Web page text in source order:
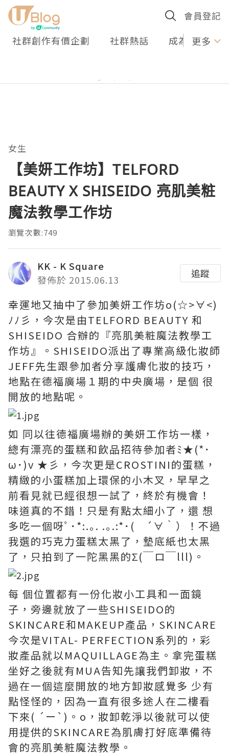
會員登記
社群創作有價企劃 社群熱話 成為U更多
女生
【美妍工作坊】TELFORD
BEAUTY X SHISEIDO 亮肌美粧
魔法教學工作坊
瀏覽次數:749
KK - K Square
發佈於 2015.06.13
追蹤
幸運地又抽中了參加美妍工作坊o(☆>∀<)
ﾉﾉ彡，今次是由TELFORD BEAUTY 和
SHISEIDO 合辦的『亮肌美粧魔法教學工
作坊』。SHISEIDO派出了專業高級化妝師
JEFF先生跟參加者分享護膚化妝的技巧，
地點在德福廣場１期的中央廣場，是個 很
開放的地點呢。
如 同以往德福廣場辦的美妍工作坊一樣，
總有漂亮的蛋糕和飲品招待參加者ﾐ★(*･
ω･)v ★彡，今次更是CROSTINI的蛋糕，
精緻的小蛋糕加上環保的小木叉，早早之
前看見就已經很想一試了，終於有機會！
味道真的不錯！只是有點太細小了，還 想
多吃一個呀ﾟ･*:.｡. .｡.:*･( ´∀｀）！不過
我選的巧克力蛋糕太黑了，墊底紙也太黑
了，只拍到了一陀黑黑的Σ(￣ロ￣lll)。
每 個位置都有一份化妝小工具和一面鏡
子，旁邊就放了一些SHISEIDO的
SKINCARE和MAKEUP產品，SKINCARE
今次是VITAL- PERFECTION系列的，彩
妝產品就以MAQUILLAGE為主。拿完蛋糕
坐好之後就有MUA告知先讓我們卸妝，不
過在一個這麼開放的地方卸妝感覺多 少有
點怪怪的，因為一直有很多途人在二樓看
下來( ´ー`)。о，妝卸乾淨以後就可以使
用提供的SKINCARE為肌膚打好底準備待
會的亮肌美粧魔法教學。